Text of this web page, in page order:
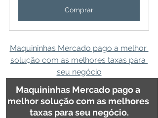
Comprar
Maquininhas Mercado pago a melhor
solução com as melhores taxas para
seu negócio
Maquininhas Mercado pago a
melhor solução com as melhores
taxas para seu negócio.